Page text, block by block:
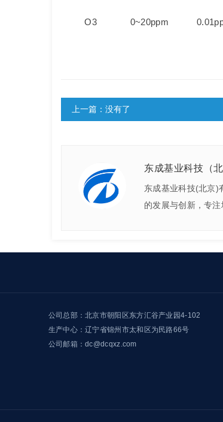
O3 0~20ppm
上一篇：没有了
东成基业科技（
东成基业科技(北京)
的发展与创新，专
公司总部：北京市朝阳区东方汇谷产业园4-102
生产中心：辽宁省锦州市太和区为民路66号
公司邮箱：dc@dcqxz.com